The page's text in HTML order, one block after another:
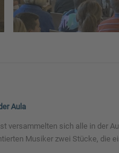
Aula
versammelten sich alle in der
Musiker zwei Stücke, die